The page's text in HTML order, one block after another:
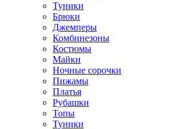
Туники
Брюки
Джемперы
Комбинезоны
Костюмы
Майки
Ночные сорочки
Пижамы
Платья
Рубашки
Топы
Туники